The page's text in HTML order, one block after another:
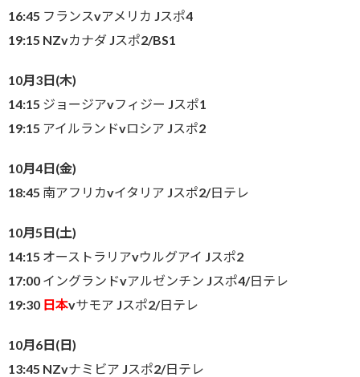
16:45 フランスvアメリカ Jスポ4
19:15 NZvカナダ Jスポ2/BS1
10月3日(木)
14:15 ジョージアvフィジー Jスポ1
19:15 アイルランドvロシア Jスポ2
10月4日(金)
18:45 南アフリカvイタリア Jスポ2/日テレ
10月5日(土)
14:15 オーストラリアvウルグアイ Jスポ2
17:00 イングランドvアルゼンチン Jスポ4/日テレ
19:30 日本vサモア Jスポ2/日テレ
10月6日(日)
13:45 NZvナミビア Jスポ2/日テレ